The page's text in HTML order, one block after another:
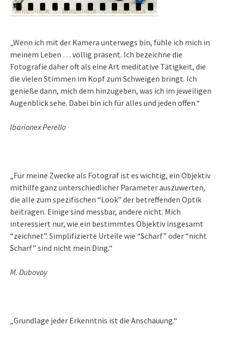
„Wenn ich mit der Kamera unterwegs bin, fühle ich mich in
meinem Leben … völlig präsent. Ich bezeichne die
Fotografie daher oft als eine Art meditative Tätigkeit, die
die vielen Stimmen im Kopf zum Schweigen bringt. Ich
genieße dann, mich dem hinzugeben, was ich im jeweiligen
Augenblick sehe. Dabei bin ich für alles und jeden offen.“
Ibarionex Perello
„Für meine Zwecke als Fotograf ist es wichtig, ein Objektiv
mithilfe ganz unterschiedlicher Parameter auszuwerten,
die alle zum spezifischen “Look” der betreffenden Optik
beitragen. Einige sind messbar, andere nicht. Mich
interessiert nur, wie ein bestimmtes Objektiv insgesamt
“zeichnet”. Simplifizierte Urteile wie “Scharf” oder “nicht
Scharf” sind nicht mein Ding.“
M. Dubovoy
„Grundlage jeder Erkenntnis ist die Anschauung.“